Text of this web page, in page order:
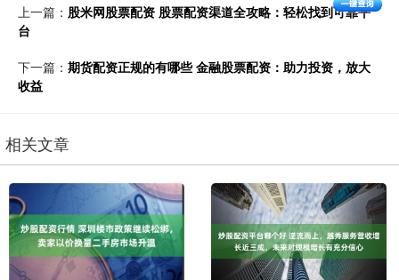
上一篇： 股米网股票配资 股票配资渠道全攻略：轻松找到可靠平
台
下一篇： 期货配资正规的有哪些 金融股票配资：助力投资，放大
收益
相关文章